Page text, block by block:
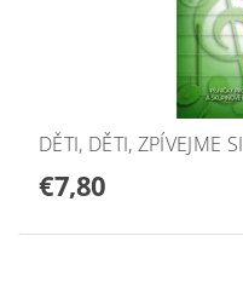
DĚTI, DĚTI, ZPÍVEJME SI
€7,80